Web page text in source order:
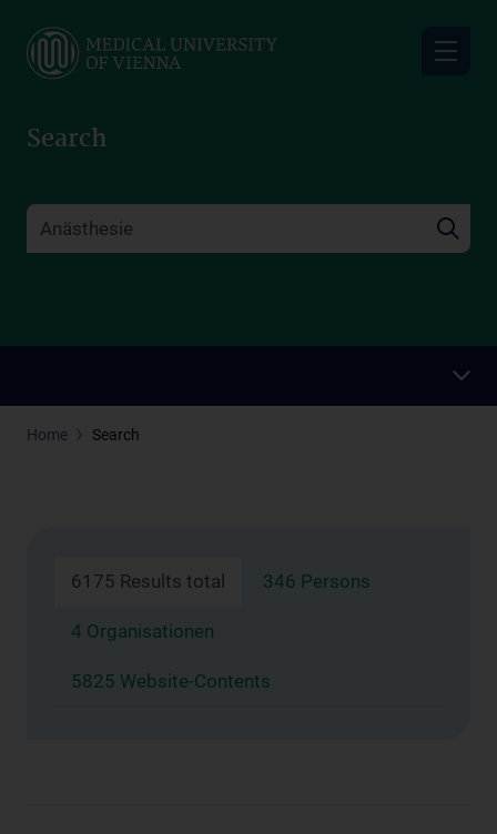
main
Search
Home Search
6175 Results total 346 Persons
4 Organisationen
5825 Website-Contents